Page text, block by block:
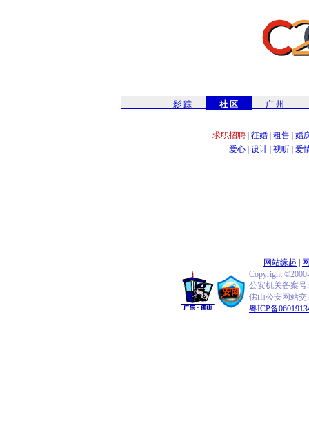
影 踪 社 区 广 州
求职招聘| 征婚| 租售
婚
爱心| 设计| 视听| 爱
网站缘起
Copyright
公安机关备案号
佛山公安网站交
粤ICP备